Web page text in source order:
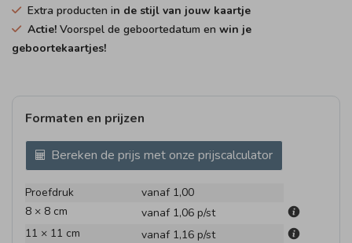
Extra producten in de stijl van jouw kaartje
Actie! Voorspel de geboortedatum en win je
geboortekaartjes!
Formaten en prijzen
Bereken de prijs met onze prijscalculator
Proefdruk
vanaf 1,00
8 × 8 cm
vanaf 1,06 p/st
11 × 11 cm
vanaf 1,16 p/st